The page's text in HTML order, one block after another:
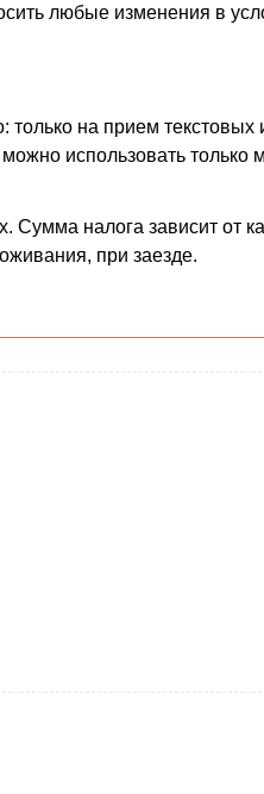
любые изменения в
на прием текстовых
использовать
Сумма налога зависит от
при заезде.